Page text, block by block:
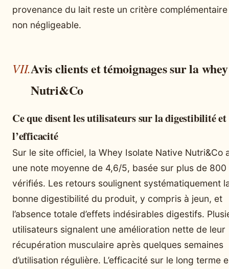
provenance du lait reste un critère complémentaire
non négligeable.
Avis clients et témoignages sur la whey
Nutri&Co
Ce que disent les utilisateurs sur la digestibilité et
l’efficacité
Sur le site officiel, la Whey Isolate Native Nutri&Co
une note moyenne de 4,6/5, basée sur plus de 800
vérifiés. Les retours soulignent systématiquement
bonne digestibilité du produit, y compris à jeun, et
l’absence totale d’effets indésirables digestifs.
utilisateurs signalent une amélioration nette de leur
récupération musculaire après quelques semaines
d’utilisation régulière. L’efficacité sur le long terme